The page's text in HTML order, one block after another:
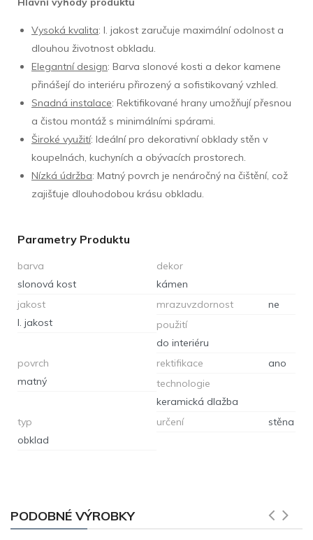
Vysoká kvalita: I. jakost zaručuje maximální odolnost a
dlouhou životnost obkladu.
Elegantní design: Barva slonové kosti a dekor kamene
přinášejí do interiéru přirozený a sofistikovaný vzhled.
Snadná instalace: Rektifikované hrany umožňují přesnou
a čistou montáž s minimálními spárami.
Široké využití: Ideální pro dekorativní obklady stěn v
koupelnách, kuchyních a obývacích prostorech.
Nízká údržba: Matný povrch je nenáročný na čištění, což
zajišťuje dlouhodobou krásu obkladu.
Parametry Produktu
barva
slonová kost
dekor
kámen
jakost
I. jakost
mrazuvzdornost
ne
použití
do interiéru
povrch
matný
rektifikace
ano
technologie
keramická dlažba
typ
obklad
určení stěna
PODOBNÉ VÝROBKY